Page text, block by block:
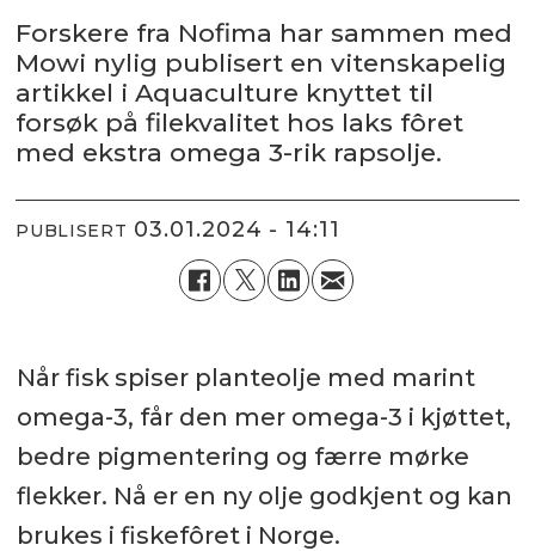
Forskere fra Nofima har sammen med
Mowi nylig publisert en vitenskapelig
artikkel i Aquaculture knyttet til
forsøk på filekvalitet hos laks fôret
med ekstra omega 3-rik rapsolje.
PUBLISERT 03.01.2024 - 14:11
Når fisk spiser planteolje med marint
omega-3, får den mer omega-3 i kjøttet,
bedre pigmentering og færre mørke
flekker. Nå er en ny olje godkjent og kan
brukes i fiskefôret i Norge.